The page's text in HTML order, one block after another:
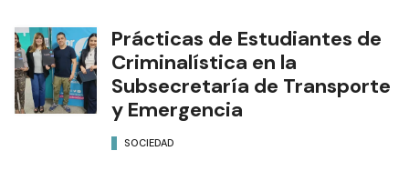
Prácticas de Estudiantes de
Criminalística en la
Subsecretaría de Transporte
y Emergencia
SOCIEDAD